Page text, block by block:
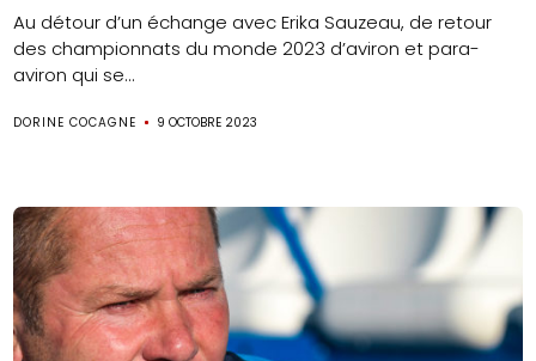
Au détour d’un échange avec Erika Sauzeau, de retour
des championnats du monde 2023 d’aviron et para-
aviron qui se...
DORINE COCAGNE 9 OCTOBRE 2023